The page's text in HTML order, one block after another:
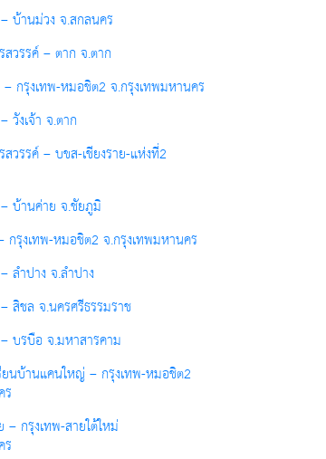
บ้านม่วง จ.สกลนคร
วรรค์ – ตาก จ.ตาก
กรุงเทพ-หมอชิต2 จ.กรุงเทพมหานคร
วังเจ้า จ.ตาก
วรรค์ – บขส-เชียงราย-แห่งที่2
บ้านค่าย จ.ชัยภูมิ
กรุงเทพ-หมอชิต2 จ.กรุงเทพมหานคร
ลำปาง จ.ลำปาง
สิชล จ.นครศรีธรรมราช
บรบือ จ.มหาสารคาม
ยนบ้านแคนใหญ่ – กรุงเทพ-หมอชิต2
– กรุงเทพ-สายใต้ใหม่